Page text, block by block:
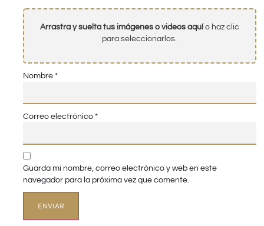
Arrastra y suelta tus imágenes o videos aquío haz clic
para seleccionarlos.
Nombre *
Correo electrónico *
Guarda mi nombre, correo electrónico y web en este
navegador para la próxima vez que comente.